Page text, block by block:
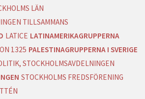
LÄN
TILLSAMMANS
LATICE LATINAMERIKAGRUPPERNA
1325 PALESTINAGRUPPERNA I SVERIGE
STOCKHOLMSAVDELNINGEN
STOCKHOLMS FREDSFÖRENING